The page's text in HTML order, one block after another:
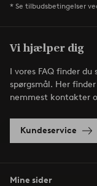
* Se tilbudsbetingelser
Vi hjælper dig
I vores FAQ finder
spørgsmål. Her
nemmest kontakter
Kundeservice
Mine sider